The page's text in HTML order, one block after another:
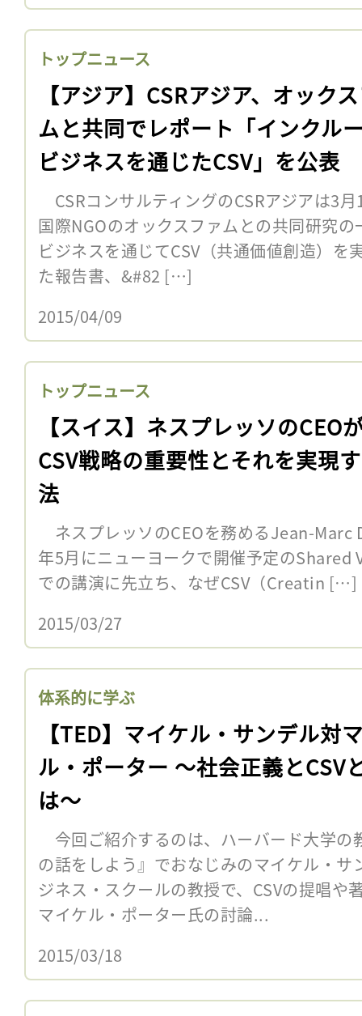
トップニュース
【アジア】CSRアジア、オック
ムと共同でレポート「インクル
ビジネスを通じたCSV」を公表
CSRコンサルティングのCSRアジアは3
国際NGOのオックスファムとの共同研究
ビジネスを通じてCSV（共通価値創造）を
た報告書、&#82 […]
2015/04/09
トップニュース
【スイス】ネスプレッソのCEO
CSV戦略の重要性とそれを実現
法
ネスプレッソのCEOを務めるJean-Marc
年5月にニューヨークで開催予定の
での講演に先立ち、なぜCSV（Creatin […]
2015/03/27
体系的に学ぶ
【TED】マイケル・サンデル対
ル・ポーター 〜社会正義とCSV
は〜
今回ご紹介するのは、ハーバード大学の
の話をしよう』でおなじみのマイケル・サ
ジネス・スクールの教授で、CSVの提唱や
マイケル・ポーター氏の討論...
2015/03/18